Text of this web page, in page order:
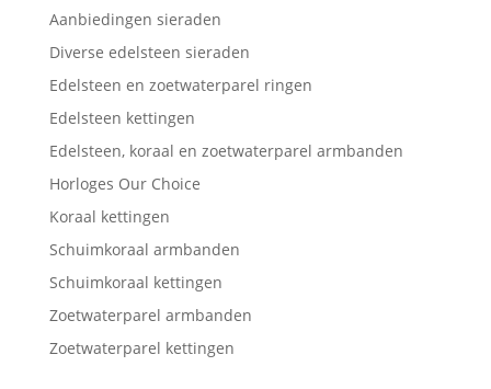
Aanbiedingen sieraden
Diverse edelsteen sieraden
Edelsteen en zoetwaterparel ringen
Edelsteen kettingen
Edelsteen, koraal en zoetwaterparel armbanden
Horloges Our Choice
Koraal kettingen
Schuimkoraal armbanden
Schuimkoraal kettingen
Zoetwaterparel armbanden
Zoetwaterparel kettingen